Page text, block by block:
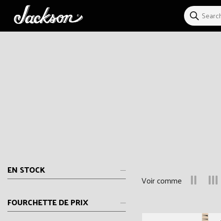
passer
au
contenu
EN STOCK
FOURCHETTE DE PRIX
Voir comme